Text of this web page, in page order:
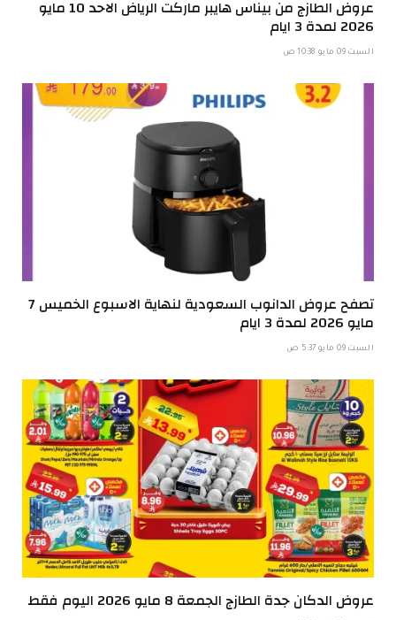
عروض الطازج من بيناس هايبر ماركت الرياض الاحد 10 مايو
2026 لمدة 3 ايام
السبت 09 مايو 10:38 ص
تصفح عروض الدانوب السعودية لنهاية الاسبوع الخميس 7
مايو 2026 لمدة 3 ايام
السبت 09 مايو 5:37 ص
عروض الدكان جدة الطازج الجمعة 8 مايو 2026 اليوم فقط